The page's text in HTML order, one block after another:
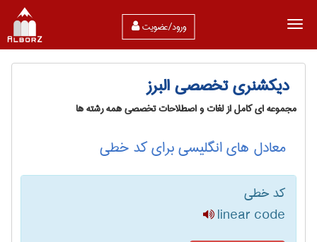
ورود/عضویت
دیکشنری تخصصی البرز
مجموعه ای کامل از لغات و اصطلاحات تخصصی همه رشته ها
معادل های انگلیسی برای کد خطی
کد خطی
linear code